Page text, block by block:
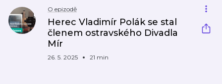
O epizodě
Herec Vladimír Polák se stal
členem ostravského Divadla
Mír
26. 5. 2025 21 min